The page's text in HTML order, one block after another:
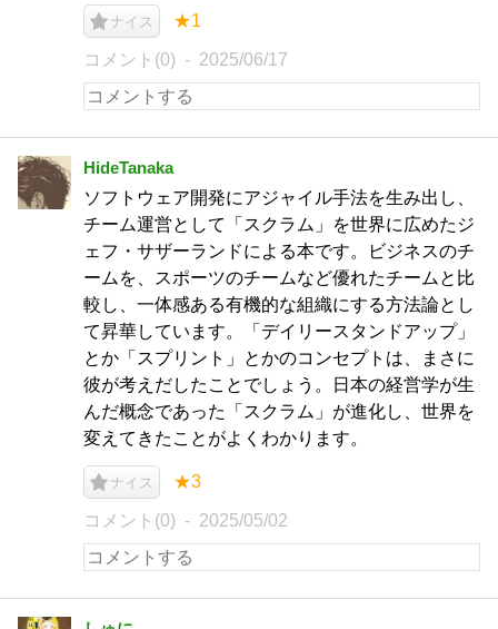
ナイス ★1
コメント(0) 2025/06/17
HideTanaka
ソフトウェア開発にアジャイル手法を生み出し、
チーム運営として「スクラム」を世界に広めたジ
ェフ・サザーランドによる本です。ビジネスのチ
ームを、スポーツのチームなど優れたチームと比
較し、一体感ある有機的な組織にする方法論とし
て昇華しています。「デイリースタンドアップ」
とか「スプリント」とかのコンセプトは、まさに
彼が考えだしたことでしょう。日本の経営学が生
んだ概念であった「スクラム」が進化し、世界を
変えてきたことがよくわかります。
ナイス ★3
コメント(0) 2025/05/02